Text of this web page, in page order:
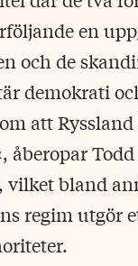
en
och de
demokrati
att
åberopar
bland
regim utgör